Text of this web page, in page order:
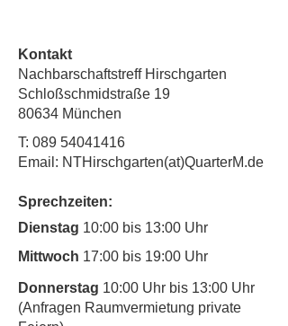
Kontakt
Nachbarschaftstreff Hirschgarten
Schloßschmidstraße 19
80634 München
T: 089 54041416
Email: NTHirschgarten(at)QuarterM.de
Sprechzeiten:
Dienstag 10:00 bis 13:00 Uhr
Mittwoch 17:00 bis 19:00 Uhr
Donnerstag 10:00 Uhr bis 13:00 Uhr
(Anfragen Raumvermietung private